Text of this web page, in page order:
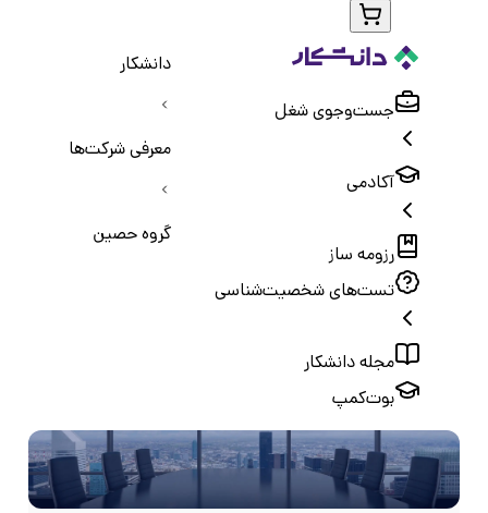
جست‌و‌جوی شغل
آکادمی
رزومه ساز
تست‌های شخصیت‌شناسی
مجله دانشکار
بوت‌کمپ
دانشکار
معرفی شرکت‌ها
گروه حصین